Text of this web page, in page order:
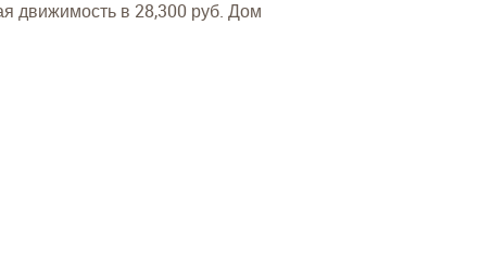
движимость в 28,300 руб. Дом